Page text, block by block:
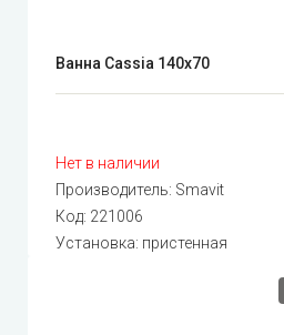
Ванна Cassia 140x70
Нет в наличии
Производитель: Smavit
Код: 221006
Установка: пристенная